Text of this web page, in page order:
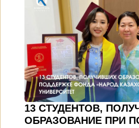
13 СТУДЕНТОВ,
ОБРАЗОВАНИЕ ПРИ